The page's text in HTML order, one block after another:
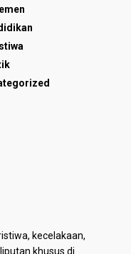
kecelakaan,
khusus di